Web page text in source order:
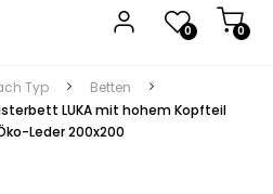
0 0
Typ
Betten
LUKA mit hohem Kopfteil
Leder 200x200